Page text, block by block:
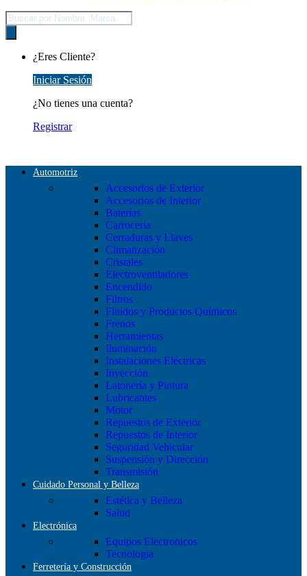
Búsqueda
de
productos
¿Eres Cliente?
Iniciar Sesión
¿No tienes una cuenta?
Registrar
Automotriz
Accesorios de Exterior
Accesorios de Interior
Baterías
Carrocería
Cerraduras y Llaves
Climatización
Cristales
Electroventiladores
Encendido
Filtros
Fluídos y Productos Químicos
Frenos
Herramientas
Iluminación
Instalaciones Eléctricas
Inyección
Latonería y Pintura
Lubricantes
Motor
Repuestos de Exterior
Repuestos de Interior
Seguridad Vehicular
Suspensión y Dirección
Transmisión
Cuidado Personal y Belleza
Estética y Belleza
Salud
Electrónica
Equipos Electronicos
Tecnologia
Ferretería y Construcción